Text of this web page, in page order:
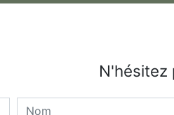
N'hésitez